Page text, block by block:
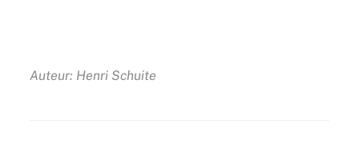
Auteur: Henri Schuite